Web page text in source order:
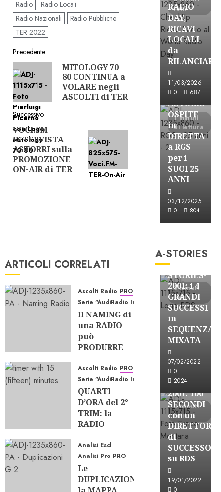
Radio
Radio Locali
Radio Nazionali
Radio Pubbliche
TER 2022
Navigazione
articolo
Precedente
Articolo
precedente:
MITOLOGY 70
80 CONTINUA a
VOLARE negli
ASCOLTI di TER
Successivo
Articolo
successivo:
VOCI.FM
INTERVISTA
ASTORRI sulla
PROMOZIONE
ON-AIR di TER
ARTICOLI CORRELATI
Ascolti Radio PRO
Serie "AudiRadio Insights"
Il NAMING di
una RADIO
può
PRODURRE
07/08/2026
0
79
Ascolti Radio PRO
Serie "AudiRadio Insights"
QUARTI
D’ORA del 2°
TRIM: la
RADIO
EQUILIBRI
CAMBIANO
23/07/2026
0
186
Analisi Escl
Analisi Pro PRO
Le
DUPLICAZIONI:
letti
RADIO
DAY,
RICAVI
LOCALI
da
RILANCIARE
11/03/2026
0
687
1 minuti
di lettura
Astorri News
FREE
ASTORRI
OSPITE
in
DIRETTA
a RGS
per i
SUOI 25
ANNI
03/12/2025
0
804
A-STORIES
3 minuti
letti
FREE
A-
STORIES-
2001: i 4
GRANDI
SUCCESSI
in
SEQUENZA
MIXATA
07/02/2022
0
2024
3 minuti
letti
A-Stories
FREE
A-
STORIES-
2001: 100
SECONDI
con un
DIRETTORE
di
SUCCESSO
su RDS
19/01/2022
0